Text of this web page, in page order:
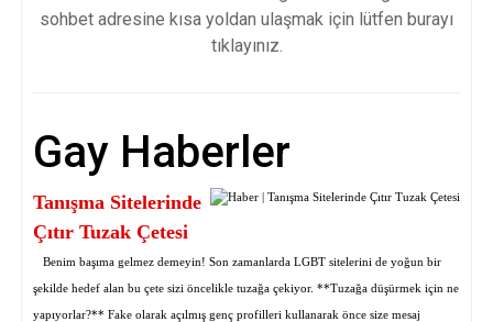
sohbet adresine kısa yoldan ulaşmak için lütfen burayı
tıklayınız.
Gay Haberler
Tanışma Sitelerinde
Çıtır Tuzak Çetesi
Benim başıma gelmez demeyin! Son zamanlarda LGBT sitelerini de yoğun bir
şekilde hedef alan bu çete sizi öncelikle tuzağa çekiyor. **Tuzağa düşürmek için ne
yapıyorlar?** Fake olarak açılmış genç profilleri kullanarak önce size mesaj